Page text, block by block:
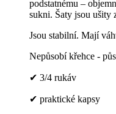
podstatnému –
sukni. Šaty jsou ušity
Jsou stabilní. Mají
Nepůsobí křehce -
✔ 3/4 rukáv
✔ praktické kapsy